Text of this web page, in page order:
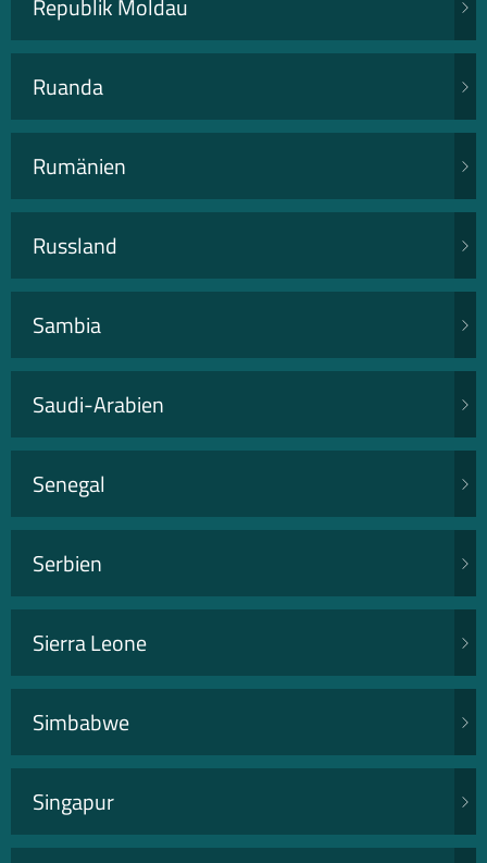
Republik Moldau
Ruanda
Rumänien
Russland
Sambia
Saudi-Arabien
Senegal
Serbien
Sierra Leone
Simbabwe
Singapur